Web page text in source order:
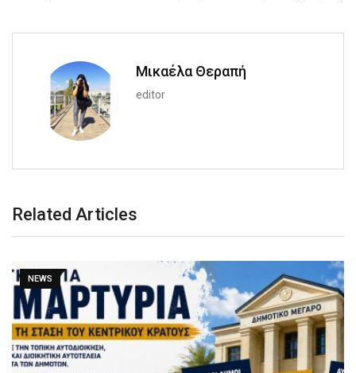
Μικαέλα Θεραπή
editor
Related Articles
NEWS